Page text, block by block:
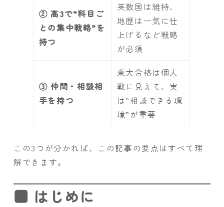
② 高3で“科目ご
との集中戦略”を
持つ
英数国は維持、
地歴は一気に仕
上げるなど戦略
が必須
③ 仲間・相談相
手を持つ
東大合格は個人
戦に見えて、実
は“相談できる環
境”が重要
この3つが分かれば、この記事の要点はすべて理
解できます。
■ はじめに